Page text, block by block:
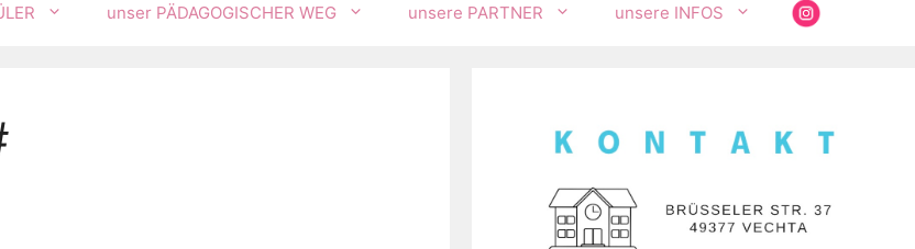
unser PÄDAGOGISCHER WEG unsere PARTNER unsere INFOS